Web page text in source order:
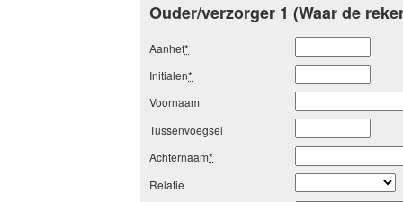
Ouder/verzorger 1 (Waar de
Aanhef*
Initialen*
Voornaam
Tussenvoegsel
Achternaam*
Relatie